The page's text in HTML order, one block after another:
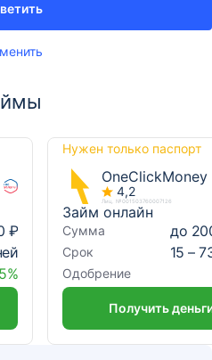
₽
Нужен только паспорт
OneClickMoney
4,2
Лиц. №001503760007126
Займ онлайн
Сумма до
Срок 15 –
Одобрение
Получить